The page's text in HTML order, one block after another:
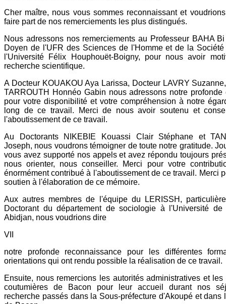
Cher maître, nous vous sommes reconnaissant et
faire part de nos remerciements les plus distingués.
Nous adressons nos remerciements au Professeur BAHA
Doyen de l'UFR des Sciences de l'Homme et de la
l'Université Félix Houphouët-Boigny, pour nous avoir
recherche scientifique.
A Docteur KOUAKOU Aya Larissa, Docteur LAVRY
TARROUTH Honnéo Gabin nous adressons notre profonde
pour votre disponibilité et votre compréhension à notre
long de ce travail. Merci de nous avoir soutenu et
l'aboutissement de ce travail.
Au Doctorants NIKEBIE Kouassi Clair Stéphane et
Joseph, nous voudrons témoigner de toute notre gratitude.
vous avez supporté nos appels et avez répondu toujours
nous orienter, nous conseiller. Merci pour votre
énormément contribué à l'aboutissement de ce travail. Merci
soutien à l'élaboration de ce mémoire.
Aux autres membres de l'équipe du LERISSH,
Doctorant du département de sociologie à l'Université de
Abidjan, nous voudrions dire
VII
notre profonde reconnaissance pour les différentes
orientations qui ont rendu possible la réalisation de ce travail.
Ensuite, nous remercions les autorités administratives et les
coutumières de Bacon pour leur accueil durant nos
recherche passés dans la Sous-préfecture d'Akoupé et dans